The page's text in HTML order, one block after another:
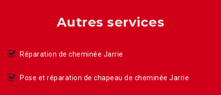
Autres services
Réparation de cheminée Jarrie
Pose et réparation de chapeau de cheminée Jarrie